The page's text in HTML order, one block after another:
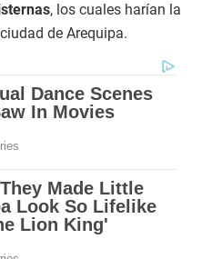
, los cuales harían la
de Arequipa.